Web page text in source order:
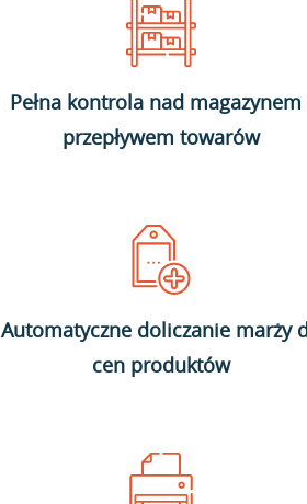
Pełna kontrola nad magazynem
przepływem towarów
Automatyczne doliczanie marży
cen produktów